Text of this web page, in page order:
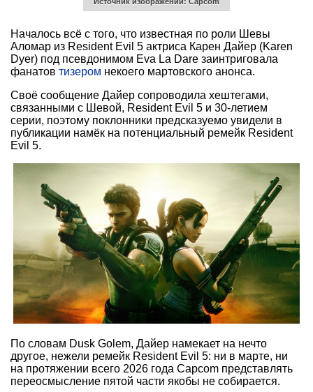
Началось всё с того, что известная по роли Шевы
Аломар из Resident Evil 5 актриса Карен Дайер (Karen
Dyer) под псевдонимом Eva La Dare заинтриговала
фанатов тизером некоего мартовского анонса.
Своё сообщение Дайер сопроводила хештегами,
связанными с Шевой, Resident Evil 5 и 30-летием
серии, поэтому поклонники предсказуемо увидели в
публикации намёк на потенциальный ремейк Resident
Evil 5.
По словам Dusk Golem, Дайер намекает на нечто
другое, нежели ремейк Resident Evil 5: ни в марте, ни
на протяжении всего 2026 года Capcom представлять
переосмысление пятой части якобы не собирается.